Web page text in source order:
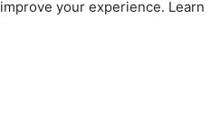
your experience. Learn